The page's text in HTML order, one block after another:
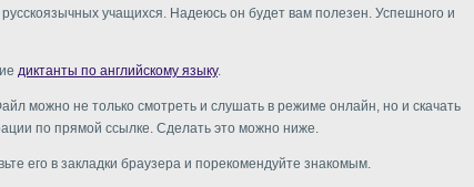
учащихся. Надеюсь он будет вам полезен. Успешного и
диктанты по английскому языку.
можно не только смотреть и слушать в режиме онлайн, но и скачать
по прямой ссылке. Сделать это можно ниже.
его в закладки браузера и порекомендуйте знакомым.